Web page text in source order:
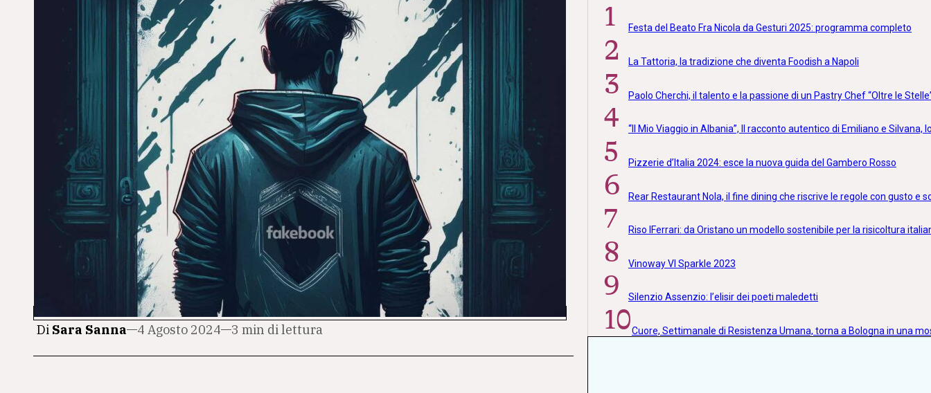
Di Sara Sanna 4 Agosto 2024 3 min di lettura
1 Festa del Beato Fra Nicola da Gesturi 2025: programma completo
2 La Tattoria, la tradizione che diventa Foodish a Napoli
3 Paolo Cherchi, il talento e la passione di un Pastry Chef “Oltre le
4 “Il Mio Viaggio in Albania”, Il racconto autentico di Emiliano e
5 Pizzerie d’Italia 2024: esce la nuova guida del Gambero Rosso
6 Rear Restaurant Nola, il fine dining che riscrive le regole con gusto e
7 Riso IFerrari: da Oristano un modello sostenibile per la risicoltura
8 Vinoway VI Sparkle 2023
9 Silenzio Assenzio: l’elisir dei poeti maledetti
10Cuore, Settimanale di Resistenza Umana, torna a Bologna in una